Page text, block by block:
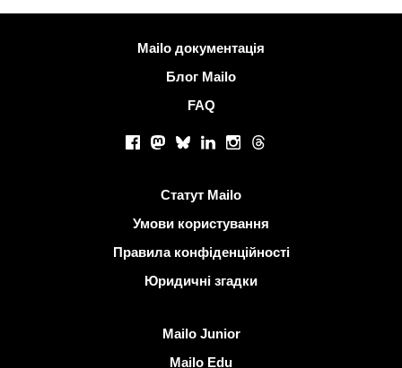
Mailo документація
Блог Mailo
FAQ
Facebook
Mastodon
BlueskyLinkedInInstagram
Threads
Статут Mailo
Умови користування
Правила конфіденційності
Юридичні згадки
Mailo Junior
Mailo Edu